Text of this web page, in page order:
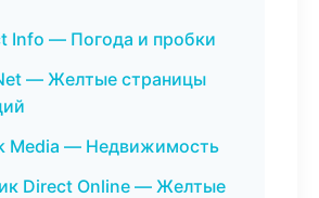
Info — Погода и пробки
— Желтые страницы
Media — Недвижимость
Direct Online — Желтые